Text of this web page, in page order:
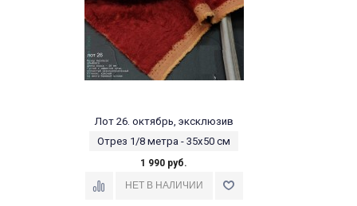
Лот 26. октябрь, эксклюзив
Отрез 1/8 метра - 35х50 см
1 990 руб.